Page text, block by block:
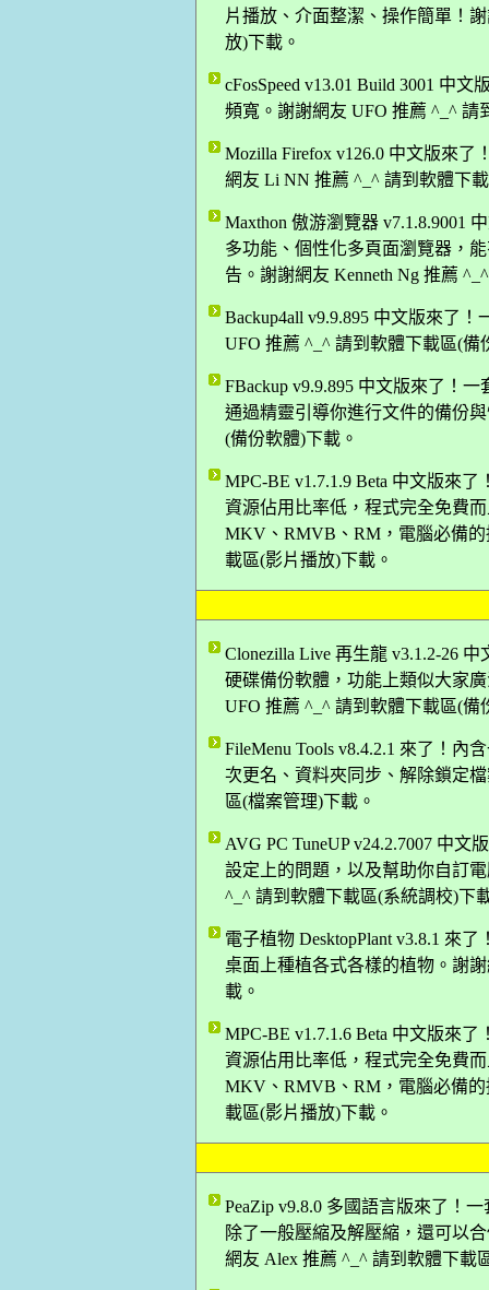
片播放、介面整潔、操作簡單！
放)下載。
cFosSpeed v13.01 Build 3001 中
頻寬。謝謝網友 UFO 推薦 ^_^ 請
Mozilla Firefox v126.0 中文版來
網友 Li NN 推薦 ^_^ 請到軟體下
Maxthon 傲游瀏覽器 v7.1.8.9001
多功能、個性化多頁面瀏覽器，
告。謝謝網友 Kenneth Ng 推薦
Backup4all v9.9.895 中文版來了
UFO 推薦 ^_^ 請到軟體下載區(備
FBackup v9.9.895 中文版來了！
通過精靈引導你進行文件的備份
(備份軟體)下載。
MPC-BE v1.7.1.9 Beta 中文版來
資源佔用比率低，程式完全免費
MKV、RMVB、RM，電腦必備
載區(影片播放)下載。
Clonezilla Live 再生龍 v3.1.2-26
硬碟備份軟體，功能上類似大家
UFO 推薦 ^_^ 請到軟體下載區(備
FileMenu Tools v8.4.2.1 來了！內
次更名、資料夾同步、解除鎖定
區(檔案管理)下載。
AVG PC TuneUP v24.2.7007 中
設定上的問題，以及幫助你自訂
^_^ 請到軟體下載區(系統調校)下
電子植物 DesktopPlant v3.8.1 來
桌面上種植各式各樣的植物。謝
載。
MPC-BE v1.7.1.6 Beta 中文版來
資源佔用比率低，程式完全免費
MKV、RMVB、RM，電腦必備
載區(影片播放)下載。
PeaZip v9.8.0 多國語言版來了！
除了一般壓縮及解壓縮，還可以
網友 Alex 推薦 ^_^ 請到軟體下載